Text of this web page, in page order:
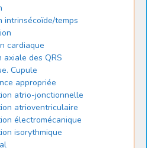
intrinsécoïde/temps
cardiaque
axiale des QRS
Cupule
appropriée
atrio-jonctionnelle
atrioventriculaire
électromécanique
isorythmique